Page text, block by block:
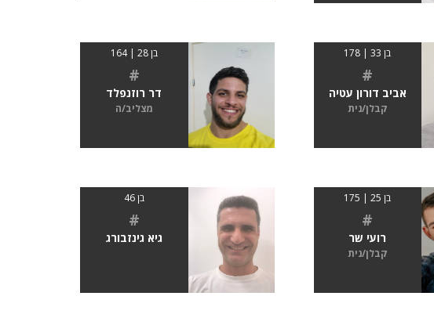
בן 33 | 178
#
אביב דורון עטיה
קבלן/נית
בן 28 | 164
#
דר רוזנפלד
מצליב/ה
בן 25 | 175
#
רועי שר
קבלן/נית
בן 46
#
גיא גינזבורג